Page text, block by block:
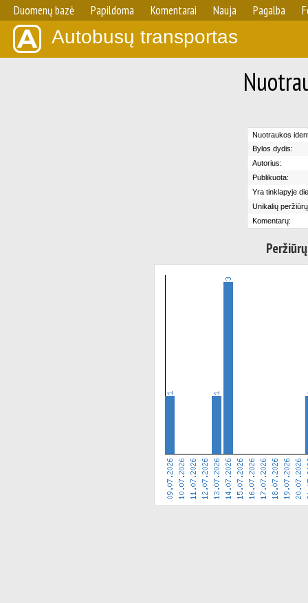
Duomenų bazė Papildoma Komentarai Nauja Pagalba
Autobusų transportas
Nuotraukos
Bylos dydis:
Autorius:
Publikuota:
Yra tinklapyje
Unikalių
Komentarų: